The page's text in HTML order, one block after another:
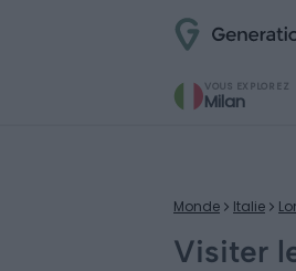
VOUS EXPLOREZ
Milan
Monde Italie
Visiter